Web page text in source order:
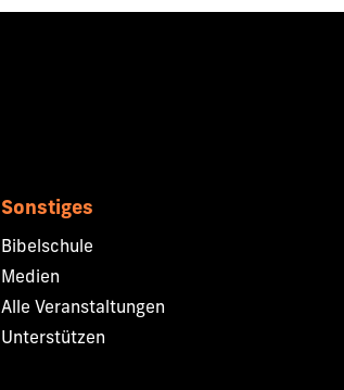
Sonstiges
Bibelschule
Medien
Alle Veranstaltungen
Unterstützen